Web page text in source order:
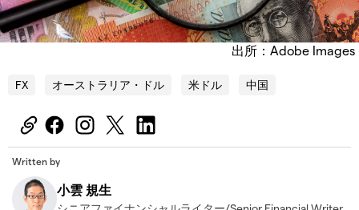
出所：Adobe Images
FX オーストラリア・ドル 米ドル 中国
Written by
小雲 規生